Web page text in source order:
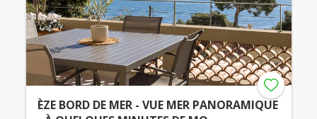
ÈZE BORD DE MER - VUE MER PANORAMIQUE